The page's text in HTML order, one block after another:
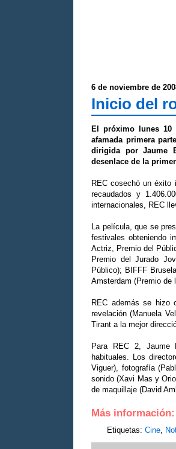
6 de noviembre de
Inicio del
El próximo lunes
afamada primera
dirigida por Jaume
desenlace de la
REC cosechó un
recaudados y
internacionales, REC
La película, que se
festivales obteniendo
Actriz, Premio del
Premio del Jurado
Público); BIFFF
Amsterdam (Premio de
REC además se hizo
revelación (Manuela
Tirant a la mejor
Para REC 2, Jaume
habituales. Los
Viguer), fotografía
sonido (Xavi Mas y
de maquillaje (David
Más información:
Etiquetas: Cine